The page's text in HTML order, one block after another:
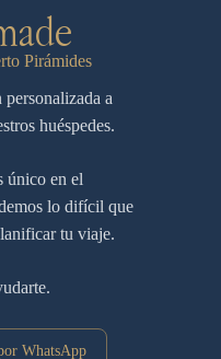
Pirámides
a
huéspedes.
único en el
lo difícil que
tu viaje.
WhatsApp